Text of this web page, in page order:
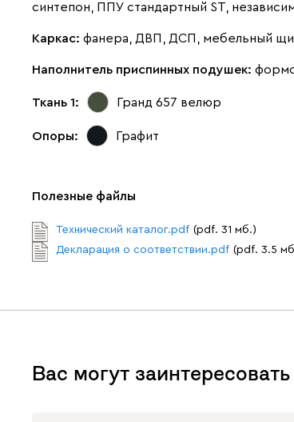
синтепон, ППУ стандартный ST,
Каркас: фанера, ДВП, ДСП, мебельный
Наполнитель приспинных подушек:
Ткань 1: Гранд 657 велюр
Опоры: Графит
Полезные файлы
Технический каталог.pdf (pdf. 31 мб.)
Декларация о соответствии.pdf (pdf. 3.5
Вас могут заинтересовать